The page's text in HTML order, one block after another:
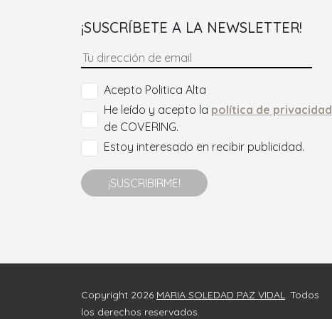
¡SUSCRÍBETE A LA NEWSLETTER!
Acepto Politica Alta
He leído y acepto la política de privacidad
de COVERING.
Estoy interesado en recibir publicidad.
¡SUSCRIBIRME!
Copyright 2026 MARIA SOLEDAD PAZ VIDAL. Todos
los derechos reservados.